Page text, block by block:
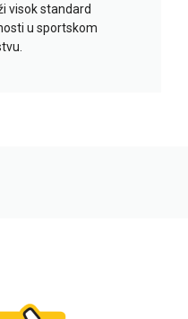
visok standard
u sportskom